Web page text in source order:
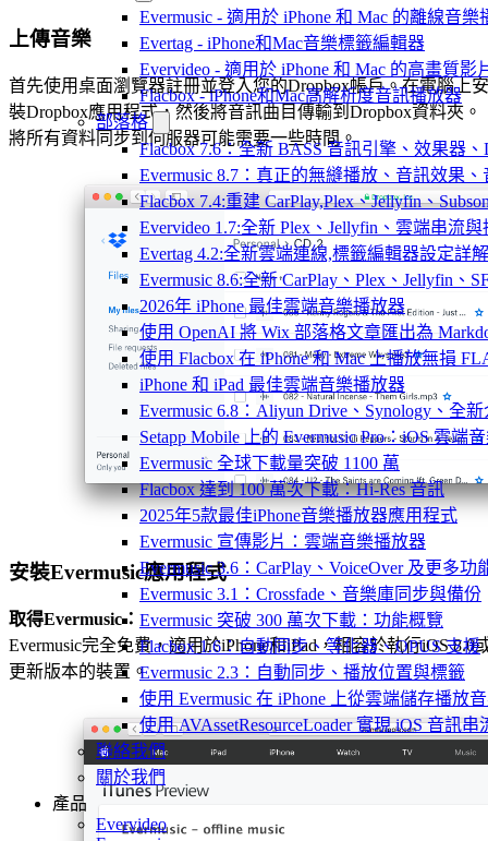
Evermusic - 適用於 iPhone 和 Mac 的離線音樂
Evertag - iPhone和Mac音樂標籤編輯器
Evervideo - 適用於 iPhone 和 Mac 的高畫質影
Flacbox - iPhone和Mac高解析度音訊播放器
部落格
Flacbox 7.6：全新 BASS 音訊引擎、效果器
Evermusic 8.7：真正的無縫播放、音訊效果
Flacbox 7.4:重建 CarPlay,Plex、Jellyfin、
Evervideo 1.7:全新 Plex、Jellyfin、雲端串流
Evertag 4.2:全新雲端連線,標籤編輯器設定詳解
Evermusic 8.6:全新 CarPlay、Plex、Jellyfin、
2026年 iPhone 最佳雲端音樂播放器
使用 OpenAI 將 Wix 部落格文章匯出為
使用 Flacbox 在 iPhone 和 Mac 上播放無損
iPhone 和 iPad 最佳雲端音樂播放器
Evermusic 6.8：Aliyun Drive、Synology、全
Setapp Mobile 上的 Evermusic Pro：iOS 雲端
Evermusic 全球下載量突破 1100 萬
Flacbox 達到 100 萬次下載：Hi-Res 音訊
2025年5款最佳iPhone音樂播放器應用程式
Evermusic 宣傳影片：雲端音樂播放器
Evermusic 3.6：CarPlay、VoiceOver 及更多功
Evermusic 3.1：Crossfade、音樂庫同步與備份
Evermusic 突破 300 萬次下載：功能概覽
Flacbox 1.6：自動同步、等化器、OPUS 支援
Evermusic 2.3：自動同步、播放位置與標籤
使用 Evermusic 在 iPhone 上從雲端儲存播放
使用 AVAssetResourceLoader 實現 iOS 音訊串
聯絡我們
關於我們
產品
Evervideo
上傳音樂
首先使用桌面瀏覽器註冊並登入您的Dropbox帳戶。在電腦上安
裝Dropbox應用程式，然後將音訊曲目傳輸到Dropbox資料夾。
將所有資料同步到伺服器可能需要一些時間。
安裝Evermusic應用程式
取得Evermusic：
Evermusic完全免費，適用於iPhone和iPad，相容於執行iOS 8.0
更新版本的裝置。